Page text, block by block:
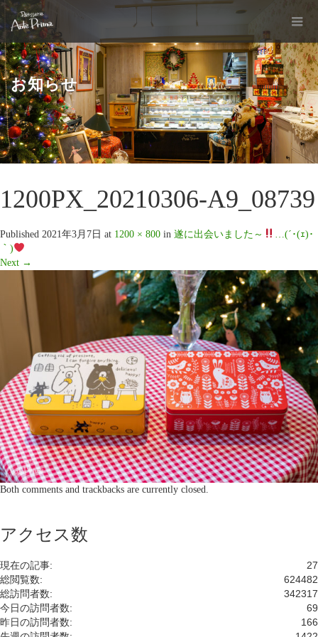
お知らせ
1200PX_20210306-A9_08739
Published 2021年3月7日 at 1200 × 800 in 遂に出会いました～
…(´･(ｪ)･
｀)
Next →
Both comments and trackbacks are currently closed.
アクセス数
27
現在の記事:
624482
総閲覧数:
342317
総訪問者数:
69
今日の訪問者数:
166
昨日の訪問者数: